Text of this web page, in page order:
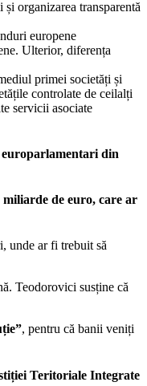
organizarea transparentă
europene
Ulterior, diferența
primei societăți și
controlate de ceilalți
servicii asociate
din
de euro, care ar
unde ar fi trebuit să
Teodorovici susține că
, pentru că banii veniți
Teritoriale Integrate